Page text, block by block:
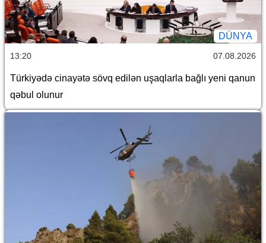
DÜNYA
13:20 07.08.2026
Türkiyədə cinayətə sövq edilən uşaqlarla bağlı yeni qanun
qəbul olunur